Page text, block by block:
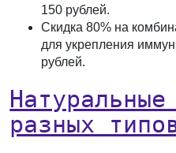
150 рублей.
Скидка 80% на
для укрепления
рублей.
разных